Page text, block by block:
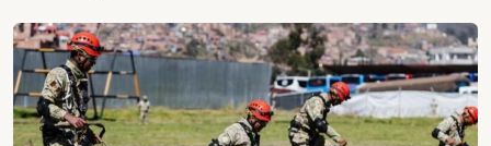
¿En que consiste la
tasa minera que rige en
Ecuador?